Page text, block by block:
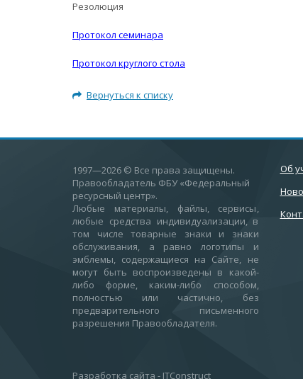
Резолюция
Протокол семинара
Протокол круглого стола
Вернуться к списку
1997—2026 © Все права защищены.
Правообладатель ФБУ «Федеральный
ресурсный центр».
Любые материалы, файлы, сервисы,
любые средства индивидуализации, в
том числе товарные знаки и знаки
обслуживания, а равно логотипы и
эмблемы, содержащиеся на Сайте, не
могут быть воспроизведены в какой-
либо форме, каким-либо способом,
полностью или частично, без
предварительного письменного
разрешения Правообладателя.
Разработка сайта - ITConstruct
Об